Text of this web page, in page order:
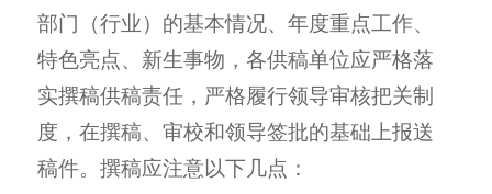
部门（行业）的基本情况、年度重点工作、
特色亮点、新生事物，各供稿单位应严格落
实撰稿供稿责任，严格履行领导审核把关制
度，在撰稿、审校和领导签批的基础上报送
稿件。撰稿应注意以下几点：